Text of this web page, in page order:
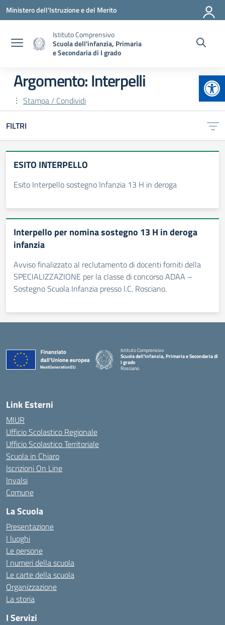
Vai ai contenuti
Vai al menu di navigazione
Vai al footer
Ministero dell'Istruzione e del Merito
Istituto Comprensivo
Scuola dell'infanzia, Primaria
e Secondaria di I grado
Argomento: Interpelli
Stampa / Condividi
FILTRI
ESITO INTERPELLO
Esito Interpello sostegno Infanzia 13 H in deroga
Interpello per nomina sostegno 13 H in deroga
infanzia
Avviso finalizzato al reclutamento di docenti forniti della
SPECIALIZZAZIONE per la classe di concorso ADAA –
Sostegno Scuola Infanzia presso I.C. Rosciano.
Istituto Comprensivo
Scuola dell'infanzia, Primaria e Secondaria di
I grado
Rosciano
Link Esterni
MIUR
Ufficio Scolastico Regionale
Ufficio Scolastico Territoriale
Scuola in Chiaro
Iscrizioni On Line
Invalsi
Comune
La Scuola
Presentazione
I luoghi
Le persone
I numeri della scuola
Le carte della scuola
Organizzazione
La storia
I Servizi